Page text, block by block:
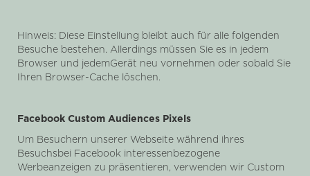
Hinweis: Diese Einstellung bleibt auch für alle folgenden
Besuche bestehen. Allerdings müssen Sie es in jedem
Browser und jedemGerät neu vornehmen oder sobald Sie
Ihren Browser-Cache löschen.
Facebook Custom Audiences Pixels
Um Besuchern unserer Webseite während ihres
Besuchsbei Facebook interessenbezogene
Werbeanzeigen zu präsentieren, verwenden wir Custom